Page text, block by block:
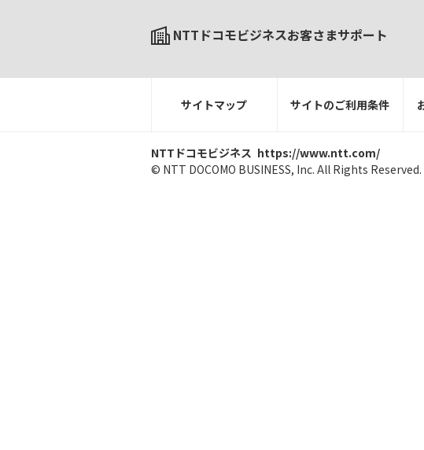
NTTドコモビジネスお客さまサポート
サイトマップ サイトのご利用条件
NTTドコモビジネス https://www.ntt.com/
© NTT DOCOMO BUSINESS, Inc. All Rights Reserved.